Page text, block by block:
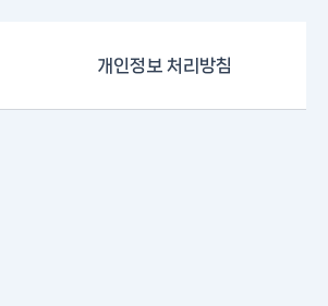
개인정보 처리방침